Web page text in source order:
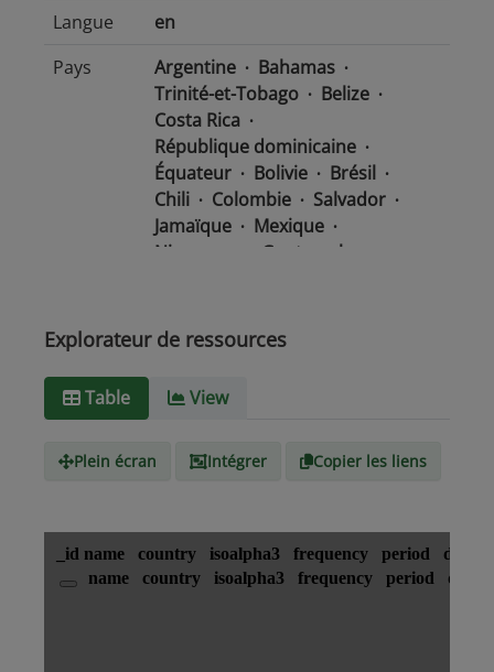
Langue
en
Pays
Argentine
Bahamas
Trinité-et-Tobago
Belize
Costa Rica
République dominicaine
Équateur
Bolivie
Brésil
Chili
Colombie
Salvador
Jamaïque
Mexique
Nicaragua
Guatemala
Venezuela
Barbade
Type de
text/csv
Explorateur de ressources
Table View
Plein écran Intégrer Copier les liens